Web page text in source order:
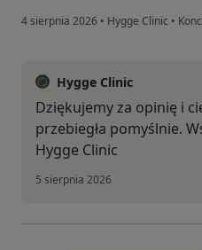
4 sierpnia 2026 • Hygge Clinic •
Hygge Clinic
Dziękujemy za opinię i
przebiegła pomyślnie.
Hygge Clinic
5 sierpnia 2026